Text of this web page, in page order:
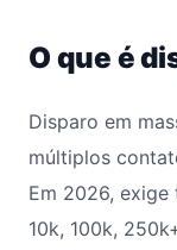
O que é
Disparo em
múltiplos
Em 2026,
10k, 100k,